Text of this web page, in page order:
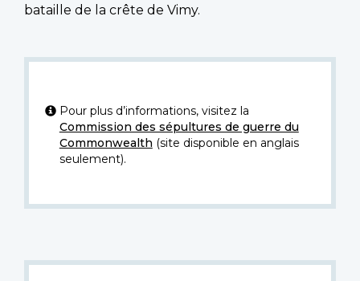
bataille de la crête de Vimy.
Pour plus d’informations, visitez la
Commission des sépultures de guerre du
Commonwealth (site disponible en anglais
seulement).